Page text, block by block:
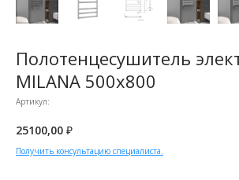
Полотенцесушитель
MILANA 500x800
Артикул:
25100,00 ₽
Получить консультацию специалиста.